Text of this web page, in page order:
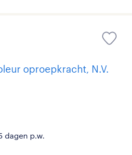
oproepkracht, N.V.
dagen p.w.